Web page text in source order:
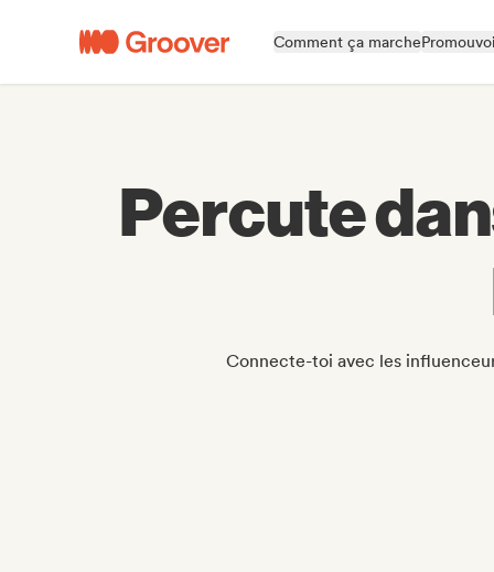
Comment ça marche
Percute
Connecte-toi avec les